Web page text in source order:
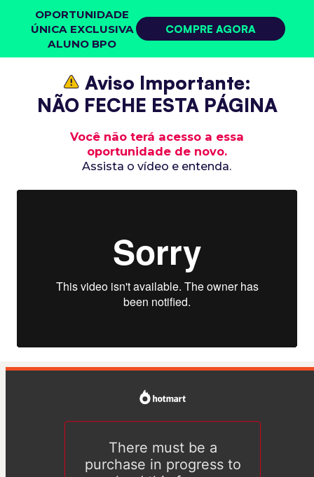
OPORTUNIDADE
ÚNICA EXCLUSIVA
ALUNO BPO
COMPRE AGORA
Aviso Importante:
NÃO FECHE ESTA PÁGINA
Você não terá acesso a essa
oportunidade de novo.
Assista o vídeo e entenda.